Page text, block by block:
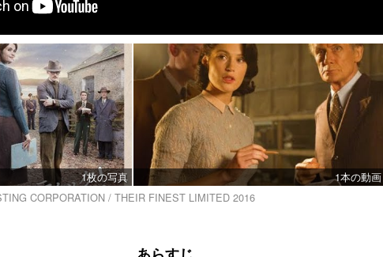
1枚の写真
1本の動画
CORPORATION / THEIR FINEST LIMITED 2016